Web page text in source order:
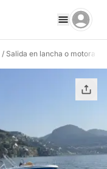
/ Salida en lancha o motora